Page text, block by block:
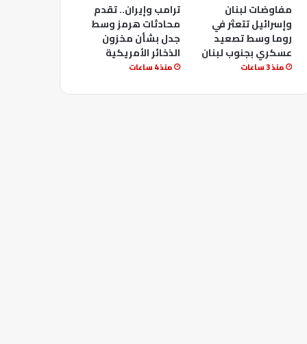
مفاوضات لبنان
وإسرائيل تتعثر في
روما وسط تصعيد
عسكري بجنوب لبنان
منذ 3 ساعات
ترامب وإيران.. تقدم
محادثات هرمز وسط
جدل بشأن مخزون
الذخائر الأمريكية
منذ 4 ساعات